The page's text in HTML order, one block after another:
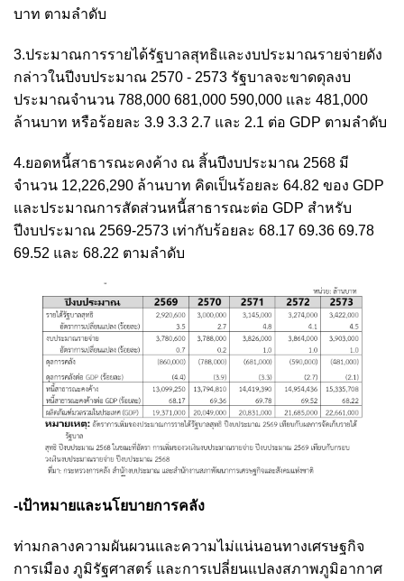
บาท ตามลำดับ
3.ประมาณการรายได้รัฐบาลสุทธิและงบประมาณรายจ่ายดัง
กล่าวในปีงบประมาณ 2570 - 2573 รัฐบาลจะขาดดุลงบ
ประมาณจำนวน 788,000 681,000 590,000 และ 481,000
ล้านบาท หรือร้อยละ 3.9 3.3 2.7 และ 2.1 ต่อ GDP ตามลำดับ
4.ยอดหนี้สาธารณะคงค้าง ณ สิ้นปีงบประมาณ 2568 มี
จำนวน 12,226,290 ล้านบาท คิดเป็นร้อยละ 64.82 ของ GDP
และประมาณการสัดส่วนหนี้สาธารณะต่อ GDP สำหรับ
ปีงบประมาณ 2569-2573 เท่ากับร้อยละ 68.17 69.36 69.78
69.52 และ 68.22 ตามลำดับ
-เป้าหมายและนโยบายการคลัง
ท่ามกลางความผันผวนและความไม่แน่นอนทางเศรษฐกิจ
การเมือง ภูมิรัฐศาสตร์ และการเปลี่ยนแปลงสภาพภูมิอากาศ